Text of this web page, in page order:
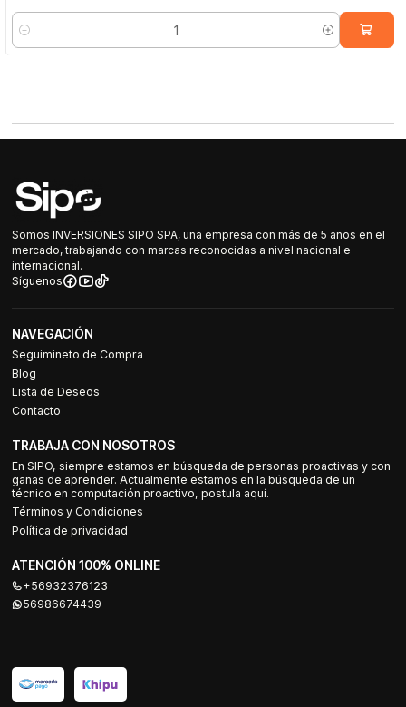
Cantidad
Somos INVERSIONES SIPO SPA, una empresa con más de 5 años en el
mercado, trabajando con marcas reconocidas a nivel nacional e
internacional.
Síguenos
NAVEGACIÓN
Seguimineto de Compra
Blog
Lista de Deseos
Contacto
TRABAJA CON NOSOTROS
En SIPO, siempre estamos en búsqueda de personas proactivas y con
ganas de aprender. Actualmente estamos en la búsqueda de un
técnico en computación proactivo, postula aquí.
Términos y Condiciones
Política de privacidad
ATENCIÓN 100% ONLINE
+56932376123
56986674439